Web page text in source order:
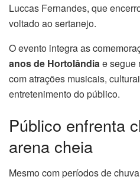
Luccas Fernandes, que
voltado ao sertanejo.
O evento integra as
anos de Hortolândia e segue
com atrações musicais,
entretenimento do público.
Público enfrenta
arena cheia
Mesmo com períodos de